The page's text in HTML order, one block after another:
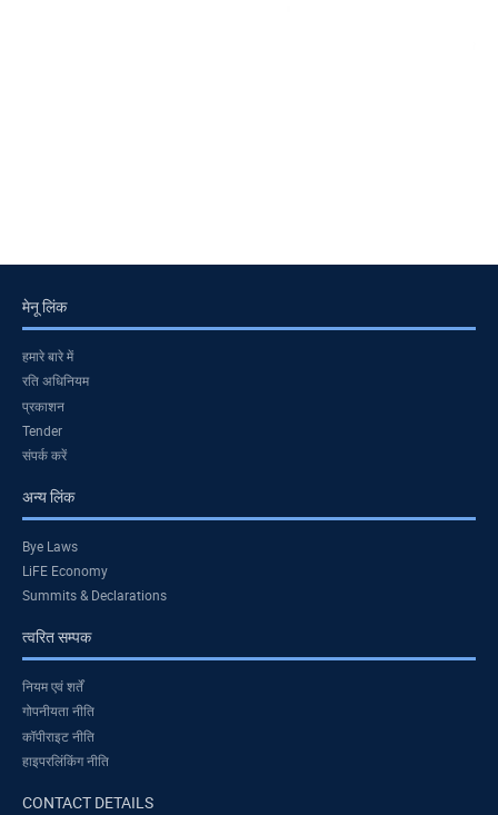
मेनू लिंक
हमारे बारे में
रति अधिनियम
प्रकाशन
Tender
संपर्क करें
अन्य लिंक
Bye Laws
LiFE Economy
Summits & Declarations
त्वरित सम्पक
नियम एवं शर्तें
गोपनीयता नीति
कॉपीराइट नीति
हाइपरलिंकिंग नीति
CONTACT DETAILS